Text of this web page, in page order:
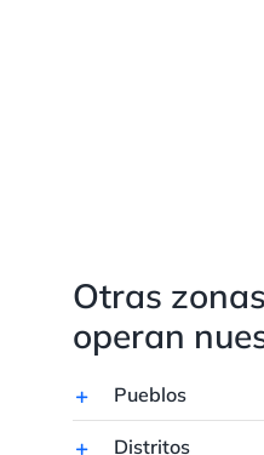
Otras
operan
Pueblos
Distritos